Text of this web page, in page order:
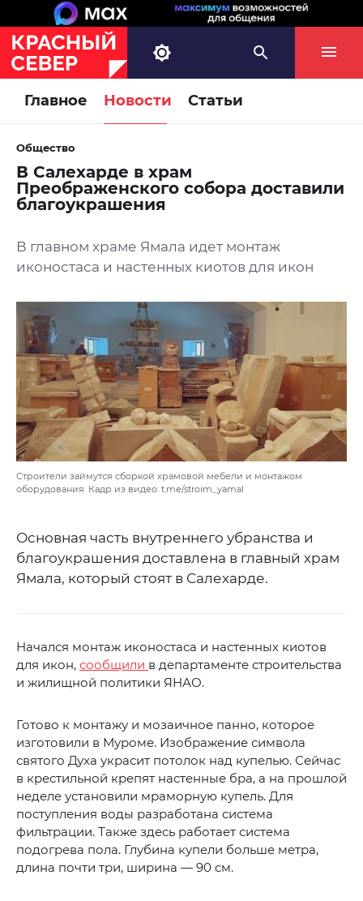
Главное Новости Статьи
Общество
В Салехарде в храм
Преображенского собора доставили
благоукрашения
В главном храме Ямала идет монтаж
иконостаса и настенных киотов для икон
Строители займутся сборкой храмовой мебели и монтажом
оборудования. Кадр из видео: t.me/stroim_yamal
Основная часть внутреннего убранства и
благоукрашения доставлена в главный храм
Ямала, который стоят в Салехарде.
Начался монтаж иконостаса и настенных киотов
для икон, сообщили в департаменте строительства
и жилищной политики ЯНАО.
Готово к монтажу и мозаичное панно, которое
изготовили в Муроме. Изображение символа
святого Духа украсит потолок над купелью. Сейчас
в крестильной крепят настенные бра, а на прошлой
неделе установили мраморную купель. Для
поступления воды разработана система
фильтрации. Также здесь работает система
подогрева пола. Глубина купели больше метра,
длина почти три, ширина — 90 см.